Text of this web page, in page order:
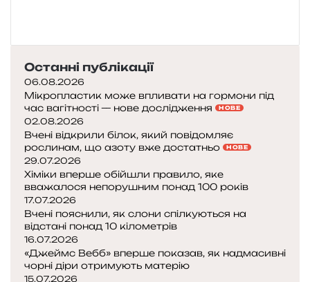
а
є
:
р
з
п
а
к
о
в
к
а
с
п
Останні публікації
06.08.2026
Мікропластик може впливати на гормони під
час вагітності — нове дослідження
НОВЕ
02.08.2026
Вчені відкрили білок, який повідомляє
рослинам, що азоту вже достатньо
НОВЕ
29.07.2026
Хіміки вперше обійшли правило, яке
вважалося непорушним понад 100 років
17.07.2026
Вчені пояснили, як слони спілкуються на
відстані понад 10 кілометрів
16.07.2026
«Джеймс Вебб» вперше показав, як надмасивні
чорні діри отримують матерію
15.07.2026